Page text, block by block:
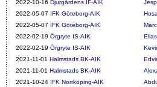
2022-10-16 Djurgårdens IF-AIK
2022-05-07 IFK Göteborg-AIK
2022-05-07 IFK Göteborg-AIK
2022-02-19 Örgryte IS-AIK
2022-02-19 Örgryte IS-AIK
2021-11-01 Halmstads BK-AIK
2021-11-01 Halmstads BK-AIK
2021-10-24 IFK Norrköping-AIK